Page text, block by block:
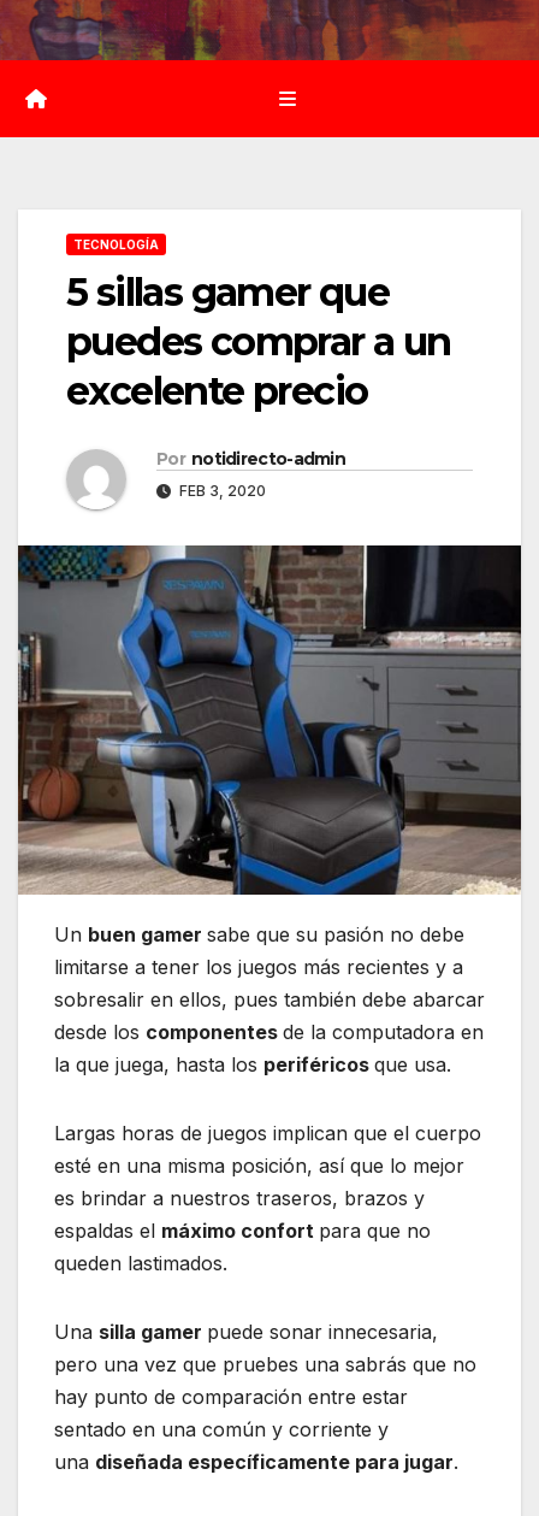
Saltar
al
contenido
TECNOLOGÍA
5 sillas gamer que
puedes comprar a un
excelente precio
Por notidirecto-admin
FEB 3, 2020
Un buen gamer sabe que su pasión no debe
limitarse a tener los juegos más recientes y a
sobresalir en ellos, pues también debe abarcar
desde los componentes de la computadora en
la que juega, hasta los periféricos que usa.
Largas horas de juegos implican que el cuerpo
esté en una misma posición, así que lo mejor
es brindar a nuestros traseros, brazos y
espaldas el máximo confort para que no
queden lastimados.
Una silla gamer puede sonar innecesaria,
pero una vez que pruebes una sabrás que no
hay punto de comparación entre estar
sentado en una común y corriente y
una diseñada específicamente para jugar.